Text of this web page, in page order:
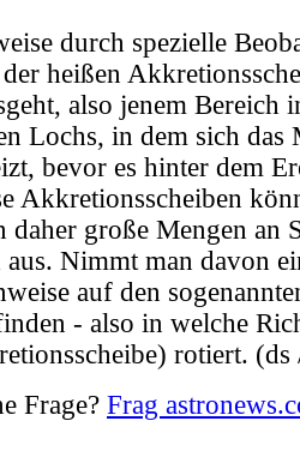
durch spezielle
heißen
also jenem Bereich
Lochs, in dem sich das
bevor es hinter dem
Akkretionsscheiben
daher große Mengen an
Nimmt man davon
auf den
- also in welche
rotiert. (ds
Frage? Frag